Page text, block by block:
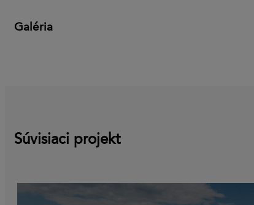
Galéria
Súvisiaci projekt